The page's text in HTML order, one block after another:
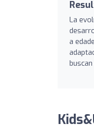
La
a